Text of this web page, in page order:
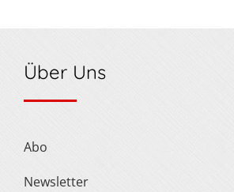
Über Uns
Abo
Newsletter